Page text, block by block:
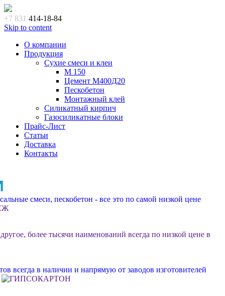
+7 831 414-18-84
Skip to content
О компании
Продукция
Сухие смеси и клеи
M 150
Цемент М400Д20
Пескобетон
Монтажный клей
Силикатный кирпич
Газосиликатные блоки
Прайс-Лист
Статьи
Доставка
Контакты
смеси, пескобетон - все это по самой низкой цене
более тысячи наименований всегда по низкой цене в
всегда в наличии и напрямую от заводов изготовителей